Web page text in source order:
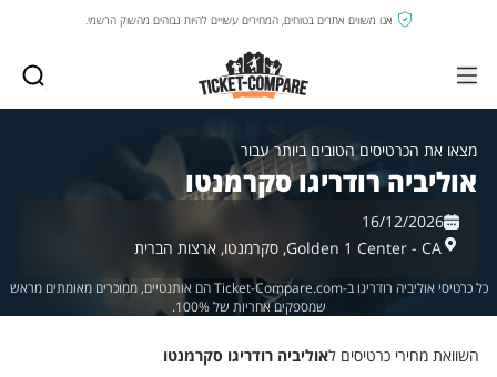
אנו משווים אתרים בטוחים, המחירים עשויים להיות גבוהים מהשוק הרשמי.
מצאו את הכרטיסים הטובים ביותר עבור
אוליביה רודריגו סקרמנטו
16/12/2026
Golden 1 Center - CA, סקרמנטו, ארצות הברית
כל כרטיסי אוליביה רודריגו ב-Ticket-Compare.com הם אותנטיים, ממוכרים מאומתים מראש
שמספקים אחריות של 100%.
השוואת מחירי כרטיסים לאוליביה רודריגו סקרמנטו